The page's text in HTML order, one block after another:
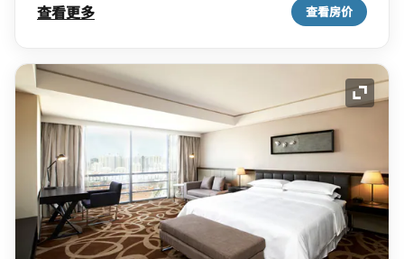
查看更多 查看房价
展开